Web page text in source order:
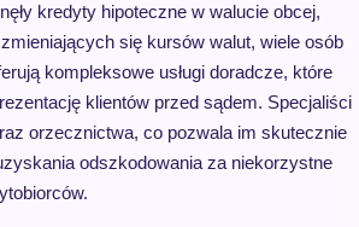
kredyty hipoteczne w walucie obcej,
się kursów walut, wiele osób
kompleksowe usługi doradcze, które
klientów przed sądem. Specjaliści
orzecznictwa, co pozwala im skutecznie
odszkodowania za niekorzystne